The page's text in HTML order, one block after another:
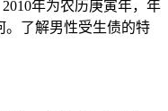
年为农历庚寅年，年
。了解男性受生债的特